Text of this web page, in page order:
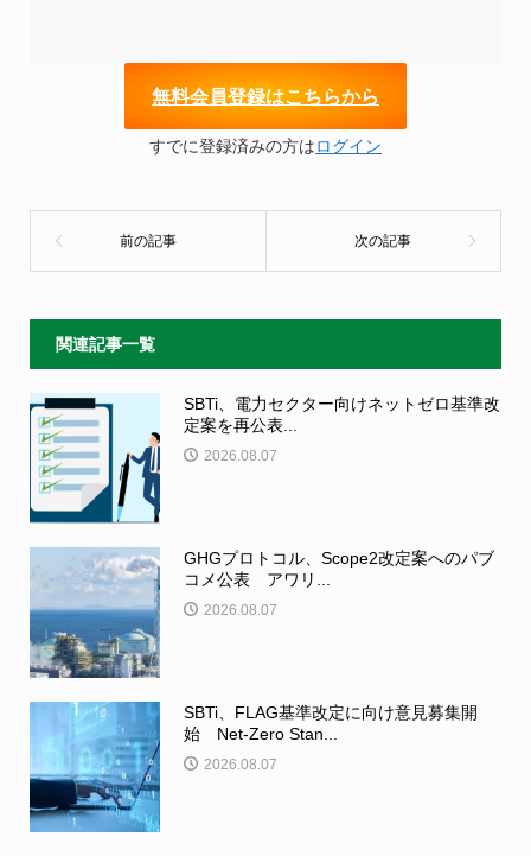
無料会員登録はこちらから
すでに登録済みの方はログイン
関連記事一覧
SBTi、電力セクター向けネットゼロ基準改
定案を再公表...
2026.08.07
GHGプロトコル、Scope2改定案へのパブ
コメ公表 アワリ...
2026.08.07
SBTi、FLAG基準改定に向け意見募集開
始 Net-Zero Stan...
2026.08.07